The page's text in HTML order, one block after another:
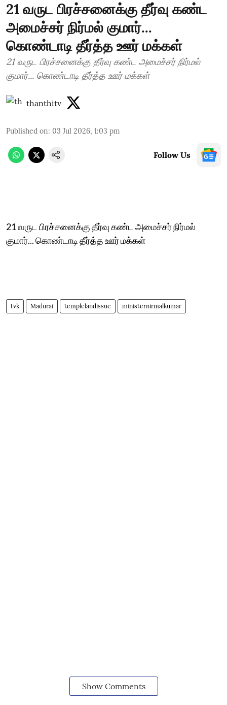
21 வருட பிரச்சனைக்கு தீர்வு கண்ட
அமைச்சர் நிர்மல் குமார்...
கொண்டாடி தீர்த்த ஊர் மக்கள்
21 வருட பிரச்சனைக்கு தீர்வு கண்ட அமைச்சர் நிர்மல்
குமார்... கொண்டாடி தீர்த்த ஊர் மக்கள்
thanthitv
Published on: 03 Jul 2026, 1:03 pm
Follow Us
21 வருட பிரச்சனைக்கு தீர்வு கண்ட அமைச்சர் நிர்மல்
குமார்... கொண்டாடி தீர்த்த ஊர் மக்கள்
tvk Madurai templelandissue ministernirmalkumar
Show Comments